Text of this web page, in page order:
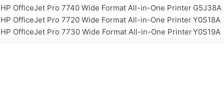
HP OfficeJet Pro 7740 Wide Format All-in-One Printer G5J38A
HP OfficeJet Pro 7720 Wide Format All-in-One PrinterY0S18A
HP OfficeJet Pro 7730 Wide Format All-in-One PrinterY0S19A